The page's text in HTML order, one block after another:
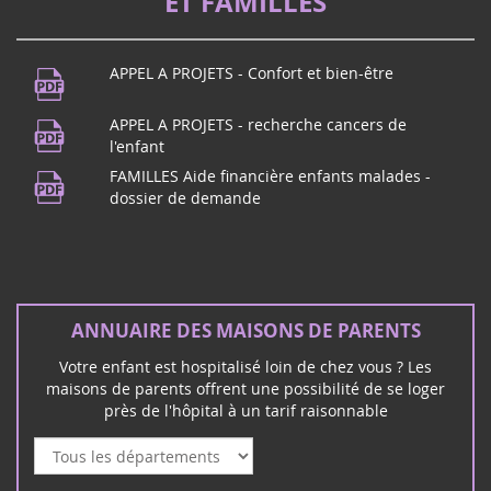
gravement malades et handicapées, r...
Février 2026
Vote au Sénat PPL de Vincent Thiébaut - familles
d'enfants malades & handicapés
21
juin
2024
Rendez-vous à Beaumont !Pour fêter la
musique, maison des Beaumontois dès
16
2024
Concert Rock à Mérignac (33)
Le groupe rock Unwanted vous donne
rendez-vous à Mérignac le Samedi 16
mars pour un concert rock et solidaire :
APPEL A PROJETS - Confort et bien-être
APPEL A PROJETS - recherche cancers de
l'enfant
FAMILLES Aide financière enfants malades -
dossier de demande
ANNUAIRE DES MAISONS DE PARENTS
Votre enfant est hospitalisé loin de chez vous ? Les
maisons de parents offrent une possibilité de se loger
près de l'hôpital à un tarif raisonnable